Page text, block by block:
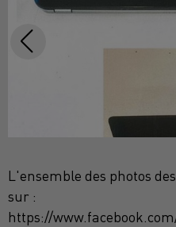
L'ensemble des photos
sur :
https://